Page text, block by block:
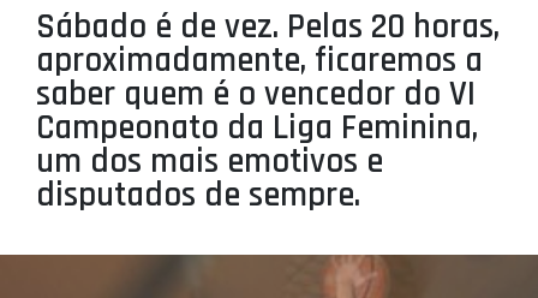
AGENTES
AGENDA
SELEÇÕES
MINIBASQUETE
ÁREA TÉCNICA
Sábado é de vez. Pelas 20 horas,
aproximadamente, ficaremos a
saber quem é o vencedor do VI
Campeonato da Liga Feminina,
um dos mais emotivos e
disputados de sempre.